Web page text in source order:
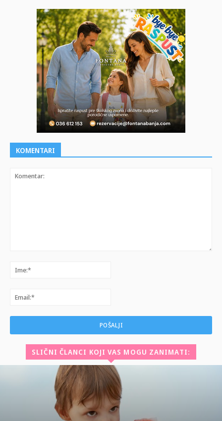
KOMENTARI
SLIČNI ČLANCI KOJI VAS MOGU ZANIMATI: